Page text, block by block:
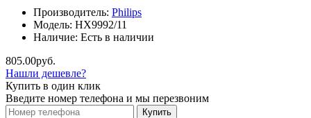
Производитель: Philips
Модель: HX9992/11
Наличие: Есть в наличии
805.00руб.
Нашли дешевле?
Купить в один клик
Введите номер телефона и мы перезвоним
Купить